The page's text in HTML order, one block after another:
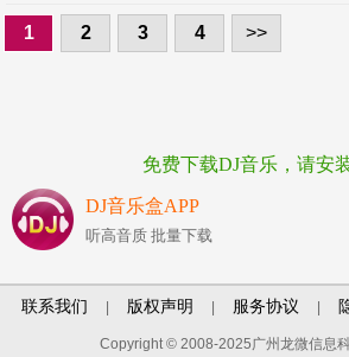
1 2 3 4 >>
免费下载DJ音乐，请安
DJ音乐盒APP
听高音质 批量下载
联系我们 版权声明 服务协议
Copyright © 2008-2025广州龙微信息